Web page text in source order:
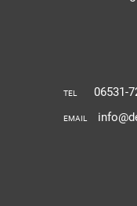
TEL 06531-
EMAIL